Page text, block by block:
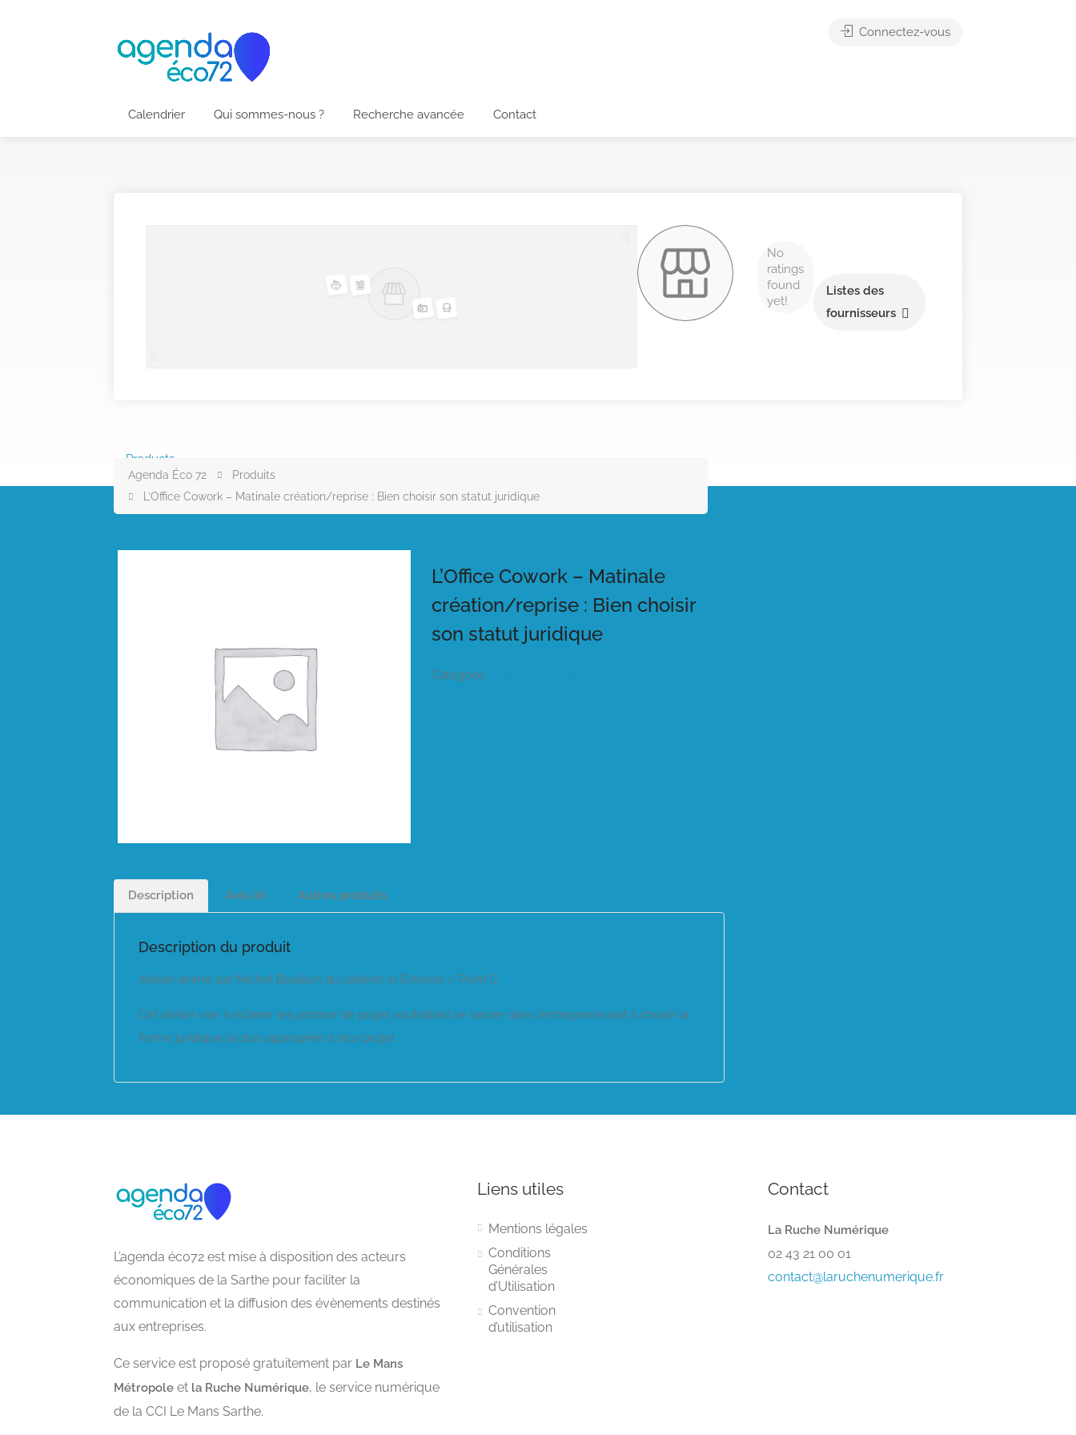
Calendrier Qui sommes-nous ? Recherche avancée Contact
Connectez-vous
No
ratings
found
yet!
Listes des
fournisseurs
Products
Agenda Éco 72
Produits
L’Office Cowork – Matinale création/reprise : Bien choisir son statut juridique
L’Office Cowork – Matinale
création/reprise : Bien choisir
son statut juridique
Catégorie :
Description Avis (0) Autres produits
Description du produit
Atelier animé par Michel Bouillon du cabinet In Extenso / Point C.
Cet atelier vise à éclairer les porteur de projet souhaitant se lancer dans l’entrepreneuriat à choisir la
forme juridique la plus appropriée à leur projet.
L’agenda éco72 est mise à disposition des acteurs
économiques de la Sarthe pour faciliter la
communication et la diffusion des évènements destinés
aux entreprises.
Ce service est proposé gratuitement par Le Mans
Métropole et la Ruche Numérique, le service numérique
de la CCI Le Mans Sarthe.
Liens utiles
Mentions légales
Conditions
Générales
d’Utilisation
Convention
d’utilisation
Contact
La Ruche Numérique
02 43 21 00 01
contact@laruchenumerique.fr